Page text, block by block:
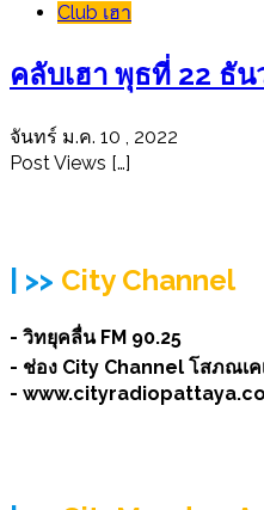
Club เฮา
คลับเฮา พุธที่ 22 ธัน
จันทร์ ม.ค. 10 , 2022
Post Views […]
| >> City Channel
- วิทยุคลื่น FM 90.25
- ช่อง City Channel โสภณเค
-